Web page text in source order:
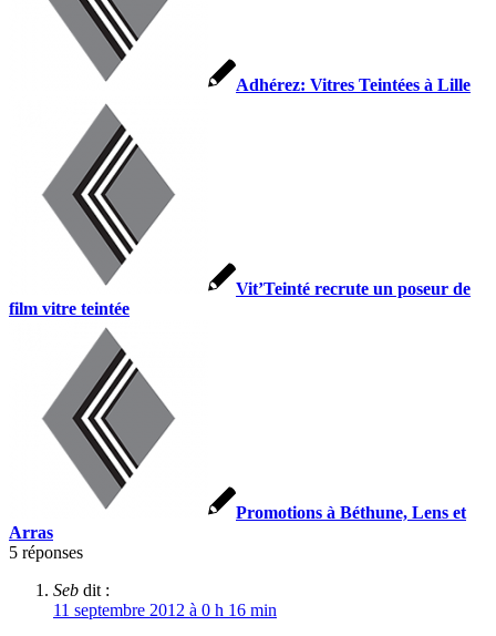
Adhérez: Vitres Teintées à Lille
Vit’Teinté recrute un poseur de
film vitre teintée
Promotions à Béthune, Lens et
Arras
5 réponses
Seb dit :
11 septembre 2012 à 0 h 16 min